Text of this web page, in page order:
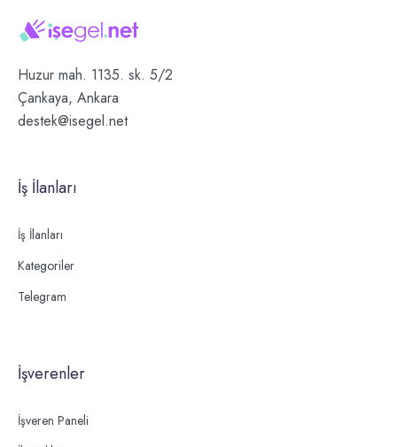
Huzur mah. 1135. sk. 5/2
Çankaya, Ankara
destek@isegel.net
İş İlanları
İş İlanları
Kategoriler
Telegram
İşverenler
İşveren Paneli